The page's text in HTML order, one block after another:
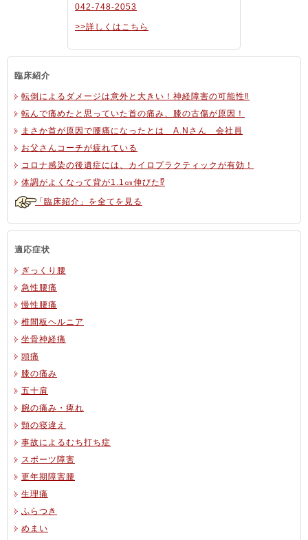
042-748-2053
>>詳しくはこちら
臨床紹介
転倒によるダメージは意外と大きい！神経障害の可能性‼
転んで痛めたと思っていた首の痛み、膝の古傷が原因！
まさか首が原因で腰痛になったとは A.Nさん 会社員
お父さんコーチが疲れている
コロナ感染の後遺症には、カイロプラクティックが有効！
体調がよくなって背が1.1㎝伸びた⁉
「臨床紹介」を全てを見る
適応症状
ぎっくり腰
急性腰痛
慢性腰痛
椎間板ヘルニア
坐骨神経痛
頭痛
膝の痛み
五十肩
腕の痛み・痺れ
頸の寝違え
事故によるむち打ち症
スポーツ障害
更年期障害腰
生理痛
ふらつき
めまい